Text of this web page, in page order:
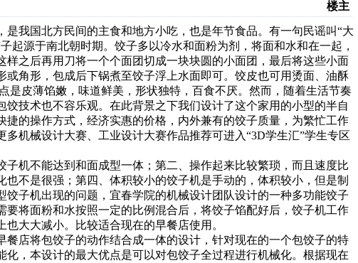
楼主
我国北方民间的主食和地方小吃，也是年节食品。有一句民谣叫“大
起源于南北朝时期。饺子多以冷水和面粉为剂，将面和水和在一起，
之后再用刀将一个个面团切成一块块圆的小面团，最后将这些小面
角形，包成后下锅煮至饺子浮上水面即可。饺皮也可用烫面、油酥
是皮薄馅嫩，味道鲜美，形状独特，百食不厌。然而，随着生活节奏
技术也不容乐观。在此背景之下我们设计了这个家用的小型的半自
的操作方式，经济实惠的价格，内外兼有的饺子质量，为繁忙工作
机械设计大赛、工业设计大赛作品推荐可进入“3D学生汇”学生专区
机不能达到和面成型一体；第二、操作起来比较繁琐，而且速度比
不是很强；第四、体积较小的饺子机是手动的，体积较小，但是制
子机出现的问题，宜春学院的机械设计团队设计的一种多功能饺子
将面粉和水按照一定的比例混合后，将饺子馅配好后，饺子机工作
大大减小。比较适合现在的早餐店使用。
店将包饺子的动作结合成一体的设计，针对现在的一个包饺子的特
，本设计的最大优点是可以对包饺子全过程进行机械化。根据现在